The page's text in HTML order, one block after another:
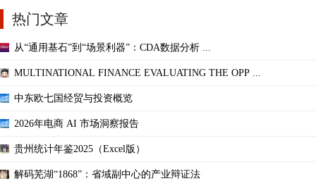
热门文章
从“通用基石”到“场景利器”：CDA数据分析 ...
MULTINATIONAL FINANCE EVALUATING THE OPP ...
中东欧七国经贸与投资概览
2026年电商 AI 市场洞察报告
贵州统计年鉴2025（Excel版）
解码芜湖“1868”：省域副中心的产业辩证法